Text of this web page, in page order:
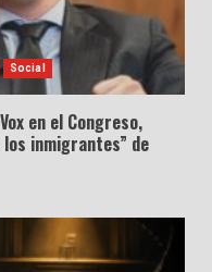
Social
en el Congreso,
inmigrantes” de